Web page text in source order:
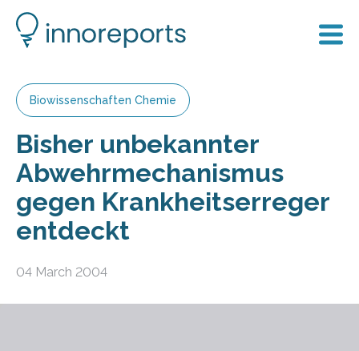
Biowissenschaften Chemie
Bisher unbekannter
Abwehrmechanismus
gegen Krankheitserreger
entdeckt
04 March 2004